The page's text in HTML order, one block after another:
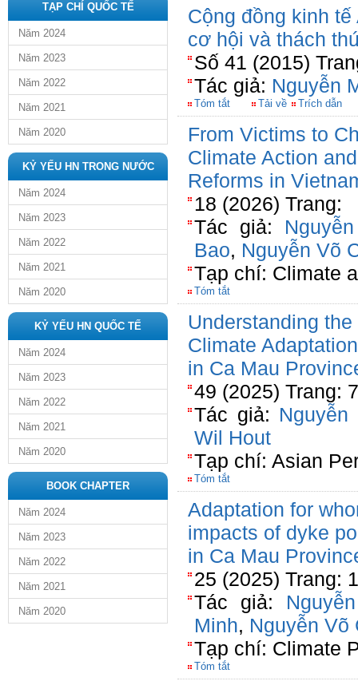
TẠP CHÍ QUỐC TẾ
Năm 2024
Năm 2023
Năm 2022
Năm 2021
Năm 2020
KỶ YẾU HN TRONG NƯỚC
Năm 2024
Năm 2023
Năm 2022
Năm 2021
Năm 2020
KỶ YẾU HN QUỐC TẾ
Năm 2024
Năm 2023
Năm 2022
Năm 2021
Năm 2020
BOOK CHAPTER
Năm 2024
Năm 2023
Năm 2022
Năm 2021
Năm 2020
Cộng đồng kinh
cơ hội và thách
Số 41 (2015)
Tác giả: Nguyễn
Tóm tắt Tải về Trích dẫn
From Victims to
Climate Action
Reforms in
18 (2026) Trang:
Tác giả:
Bao, Nguyễn Võ
Tạp chí: Climate
Tóm tắt
Understanding
Climate
in Ca Mau
49 (2025) Trang:
Tác giả: Nguyễn
Wil Hout
Tạp chí: Asian
Tóm tắt
Adaptation for
impacts of dyke
in Ca Mau
25 (2025) Trang:
Tác giả:
Minh, Nguyễn Võ
Tạp chí: Climate
Tóm tắt